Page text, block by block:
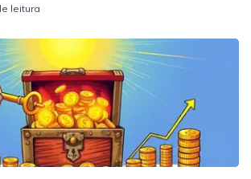
leitura